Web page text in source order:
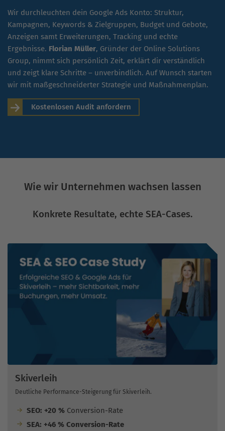
Wir durchleuchten dein Google Ads Konto: Struktur,
Kampagnen, Keywords & Zielgruppen, Budget und Gebote,
Anzeigen samt Erweiterungen, Tracking und echte
Ergebnisse. Florian Müller, Gründer der Online Solutions
Group, nimmt sich persönlich Zeit, erklärt dir verständlich
und zeigt klare Schritte – unverbindlich. Auf Wunsch starten
wir mit maßgeschneiderter Strategie und Maßnahmenplan.
Kostenlosen Audit anfordern
Wie wir Unternehmen wachsen lassen
Konkrete Resultate, echte SEA-Cases.
Skiverleih
Deutliche Performance-Steigerung für Skiverleih.
SEO: +20 % Conversion-Rate
SEA: +46 % Conversion-Rate